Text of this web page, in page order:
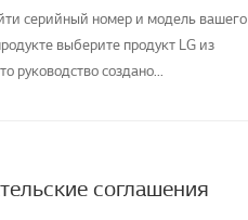
серийный номер и модель вашего
выберите продукт LG из
руководство создано...
соглашения